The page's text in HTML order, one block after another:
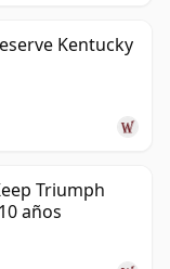
Kentucky
Triumph
años